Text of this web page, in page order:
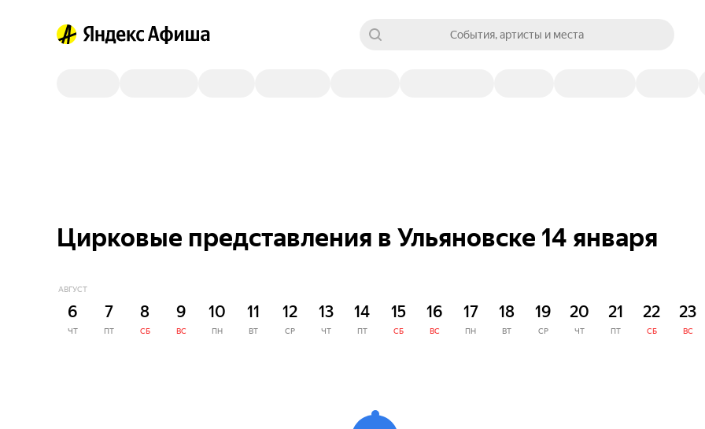
События, артисты и места
Цирковые представления в Ульяновске 14 января
АВГУСТ
6
ЧТ
7
ПТ
8
СБ
9
ВС
10
ПН
11
ВТ
12
СР
13
ЧТ
14
ПТ
15
СБ
16
ВС
17
ПН
18
ВТ
19
СР
20
ЧТ
21
ПТ
22
СБ
23
ВС